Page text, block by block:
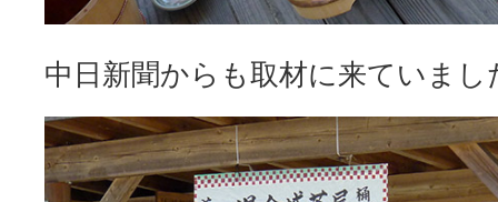
中日新聞からも取材に来ていま